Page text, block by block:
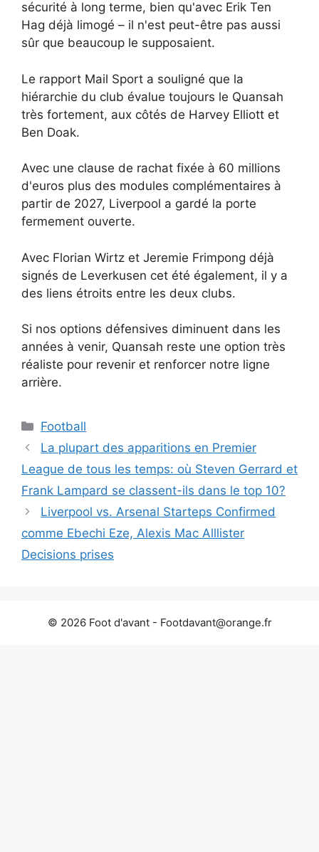
sécurité à long terme, bien qu'avec Erik Ten
Hag déjà limogé – il n'est peut-être pas aussi
sûr que beaucoup le supposaient.
Le rapport Mail Sport a souligné que la
hiérarchie du club évalue toujours le Quansah
très fortement, aux côtés de Harvey Elliott et
Ben Doak.
Avec une clause de rachat fixée à 60 millions
d'euros plus des modules complémentaires à
partir de 2027, Liverpool a gardé la porte
fermement ouverte.
Avec Florian Wirtz et Jeremie Frimpong déjà
signés de Leverkusen cet été également, il y a
des liens étroits entre les deux clubs.
Si nos options défensives diminuent dans les
années à venir, Quansah reste une option très
réaliste pour revenir et renforcer notre ligne
arrière.
Catégories
Football
La plupart des apparitions en Premier
League de tous les temps: où Steven Gerrard et
Frank Lampard se classent-ils dans le top 10?
Liverpool vs. Arsenal Starteps Confirmed
comme Ebechi Eze, Alexis Mac Alllister
Decisions prises
© 2026 Foot d'avant - Footdavant@orange.fr